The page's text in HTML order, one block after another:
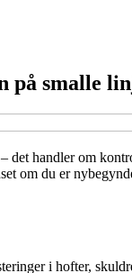
på smalle
det handler om
om du er
i hofter,